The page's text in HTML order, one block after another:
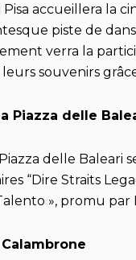
Pisa accueillera la
piste de
verra la
souvenirs grâce
Piazza delle
delle Baleari
“Dire Straits
», promu